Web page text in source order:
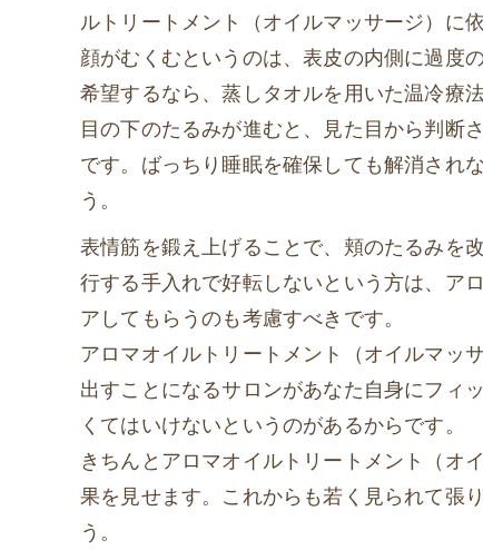
ルトリートメント（オイルマッサージ）に
顔がむくむというのは、表皮の内側に過度
希望するなら、蒸しタオルを用いた温冷療
目の下のたるみが進むと、見た目から判断
です。ばっちり睡眠を確保しても解消され
う。
表情筋を鍛え上げることで、頬のたるみを
行する手入れで好転しないという方は、ア
アしてもらうのも考慮すべきです。
アロマオイルトリートメント（オイルマッ
出すことになるサロンがあなた自身にフィ
くてはいけないというのがあるからです。
きちんとアロマオイルトリートメント（オ
果を見せます。これからも若く見られて張
う。